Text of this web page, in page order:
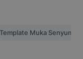
Template Muka Senyum